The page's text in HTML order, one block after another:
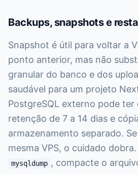
Backups, snapshots e
Snapshot é útil para voltar a
ponto anterior, mas não
granular do banco e dos
saudável para um projeto
PostgreSQL externo pode ter
retenção de 7 a 14 dias e
armazenamento separado.
mesma VPS, o cuidado
mysqldump , compacte o